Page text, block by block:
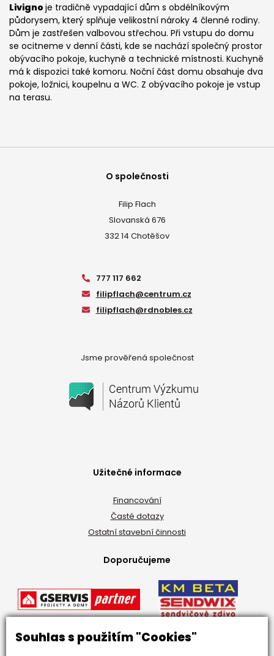
Souhlas s použitím "Cookies"
Livigno je tradičně vypadající dům s obdélníkovým
půdorysem, který splňuje velikostní nároky 4 členné rodiny.
Dům je zastřešen valbovou střechou. Při vstupu do domu
se ocitneme v denní části, kde se nachází společný prostor
obývacího pokoje, kuchyně a technické místnosti. Kuchyně
má k dispozici také komoru. Noční část domu obsahuje dva
pokoje, ložnici, koupelnu a WC. Z obývacího pokoje je vstup
na terasu.
O společnosti
Filip Flach
Slovanská 676
332 14 Chotěšov
777 117 662
filipflach@centrum.cz
filipflach@rdnobles.cz
Jsme prověřená společnost
Užitečné informace
Financování
Časté dotazy
Ostatní stavební činnosti
Doporučujeme